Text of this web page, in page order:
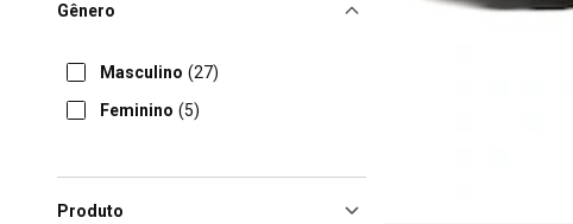
Gênero
Masculino (27)
Feminino (5)
Produto